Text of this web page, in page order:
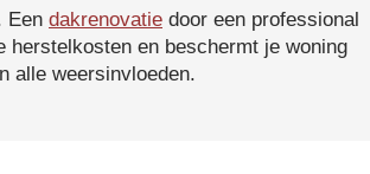
Een dakrenovatie door een professional
herstelkosten en beschermt je woning
alle weersinvloeden.